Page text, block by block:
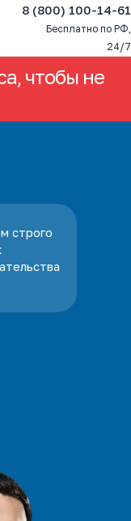
8 (800) 100-14-61
Бесплатно по РФ,
24/7
чтобы не
строго